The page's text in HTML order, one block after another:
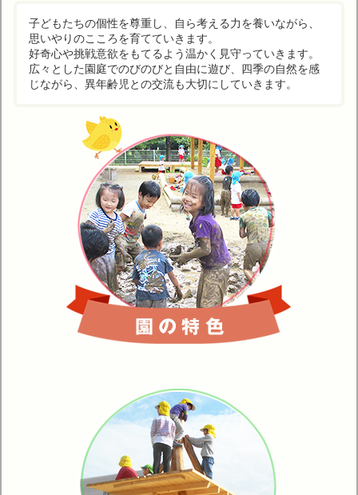
子どもたちの個性を尊重し、自ら考える力を養いながら、
思いやりのこころを育てていきます。
好奇心や挑戦意欲をもてるよう温かく見守っていきます。
広々とした園庭でのびのびと自由に遊び、四季の自然を感
じながら、異年齢児との交流も大切にしていきます。